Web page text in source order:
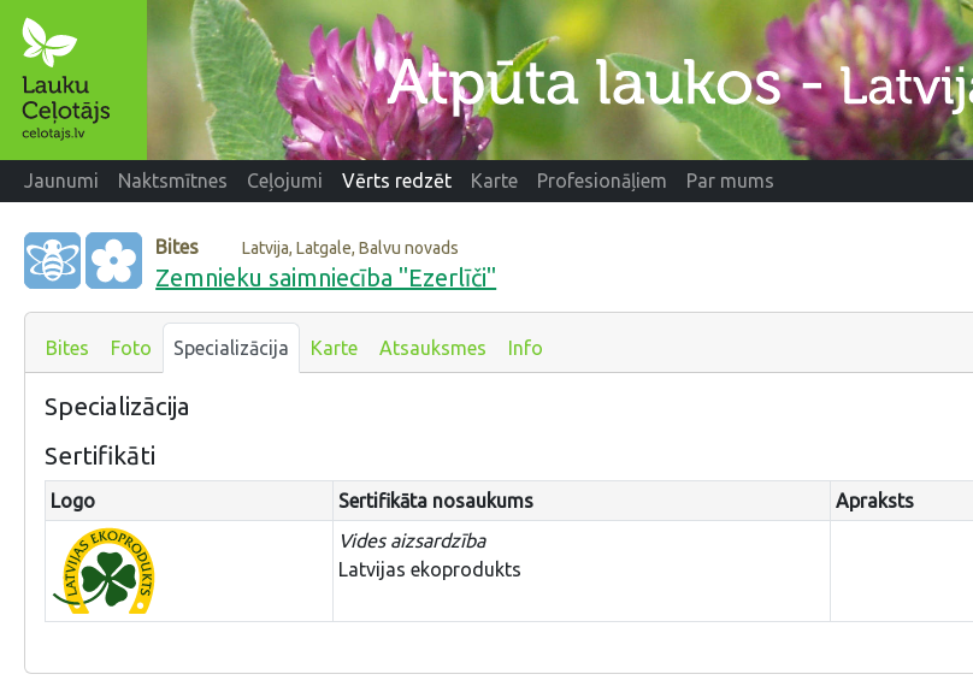
Jaunumi Naktsmītnes Ceļojumi Vērts redzēt Karte Profesionāļiem Par mums
Bites Latvija, Latgale, Balvu novads
Zemnieku saimniecība "Ezerlīči"
Bites Foto Specializācija Karte Atsauksmes Info
Specializācija
Sertifikāti
Logo Sertifikāta nosaukums
Apraksts
Vides aizsardzība
Latvijas ekoprodukts